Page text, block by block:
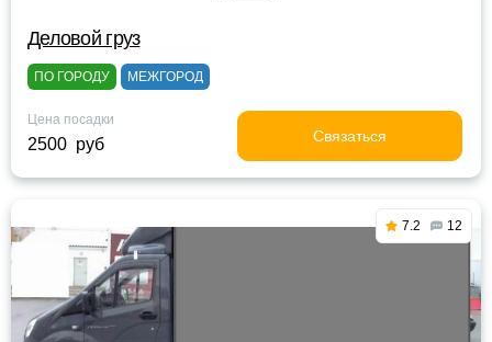
Деловой груз
ПО ГОРОДУ МЕЖГОРОД
Цена посадки
2500 руб Связаться
7.2 12